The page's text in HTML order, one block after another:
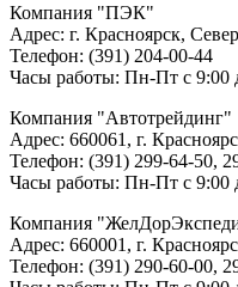
Компания "ПЭК"
Адрес: г. Красноярск,
Телефон: (391) 204-00-44
Часы работы: Пн-Пт с 9:00
Компания "Автотрейдинг"
Адрес: 660061, г.
Телефон: (391) 299-64-50,
Часы работы: Пн-Пт с 9:00
Компания
Адрес: 660001, г.
Телефон: (391) 290-60-00,